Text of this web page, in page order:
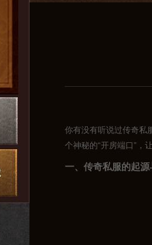
你有没有听说过传奇私
个神秘的“开房端口”，
一、传奇私服的起源